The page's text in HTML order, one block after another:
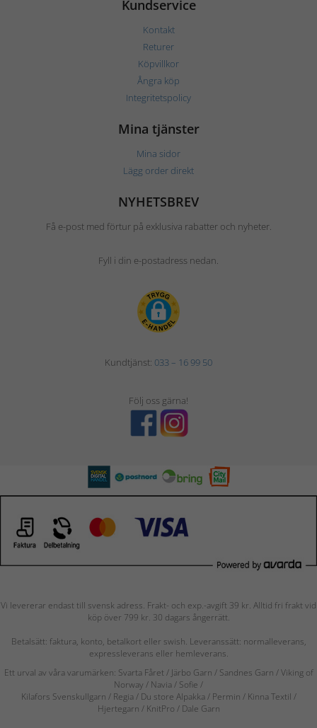
Kundservice
Kontakt
Returer
Köpvillkor
Ångra köp
Integritetspolicy
Mina tjänster
Mina sidor
Lägg order direkt
NYHETSBREV
Få e-post med förtur på exklusiva rabatter och nyheter.
Fyll i din e-postadress nedan.
Kundtjänst: 033 – 16 99 50
Följ oss gärna!
Vi levererar endast till svensk adress. Frakt- och exp.-avgift 39 kr. Alltid fri frakt vid
köp över 799 kr. 30 dagars ångerrätt.
Betalsätt: faktura, konto, betalkort eller swish. Leveranssätt: normalleverans,
expressleverans eller hemleverans.
Ett urval av våra varumärken: Svarta Fåret / Järbo Garn / Sandnes Garn / Viking of
Norway / Navia/ Sofie /
Kilafors Svenskullgarn / Regia / Du store Alpakka / Permin / Kinna Textil /
Hjertegarn / KnitPro / Dale Garn